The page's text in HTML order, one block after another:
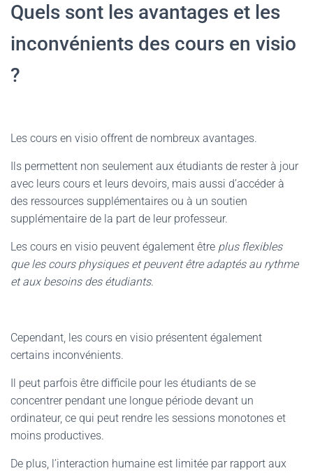
Quels sont les avantages et les
inconvénients des cours en visio
?
Les cours en visio offrent de nombreux avantages.
Ils permettent non seulement aux étudiants de rester à jour
avec leurs cours et leurs devoirs, mais aussi d’accéder à
des ressources supplémentaires ou à un soutien
supplémentaire de la part de leur professeur.
Les cours en visio peuvent également être plus flexibles
que les cours physiques et peuvent être adaptés au rythme
et aux besoins des étudiants.
Cependant, les cours en visio présentent également
certains inconvénients.
Il peut parfois être difficile pour les étudiants de se
concentrer pendant une longue période devant un
ordinateur, ce qui peut rendre les sessions monotones et
moins productives.
De plus, l’interaction humaine est limitée par rapport aux